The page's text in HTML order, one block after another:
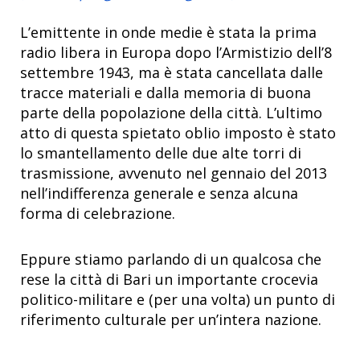
L’emittente in onde medie è stata la prima
radio libera in Europa dopo l’Armistizio dell’8
settembre 1943, ma è stata cancellata dalle
tracce materiali e dalla memoria di buona
parte della popolazione della città. L’ultimo
atto di questa spietato oblio imposto è stato
lo smantellamento delle due alte torri di
trasmissione, avvenuto nel gennaio del 2013
nell’indifferenza generale e senza alcuna
forma di celebrazione.
Eppure stiamo parlando di un qualcosa che
rese la città di Bari un importante crocevia
politico-militare e (per una volta) un punto di
riferimento culturale per un’intera nazione.